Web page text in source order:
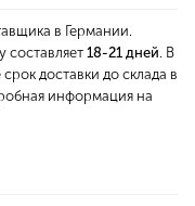
в Германии.
составляет18-21 дней. В
доставки до склада в
информация на